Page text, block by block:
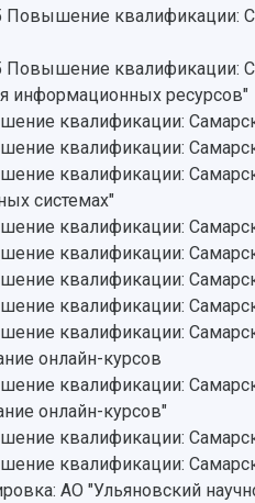
Повышение квалификации:
Повышение квалификации:
информационных ресурсов"
квалификации:
квалификации:
квалификации:
системах"
квалификации:
квалификации:
квалификации:
квалификации:
квалификации:
онлайн-курсов
квалификации:
онлайн-курсов"
квалификации:
квалификации:
АО "Ульяновский